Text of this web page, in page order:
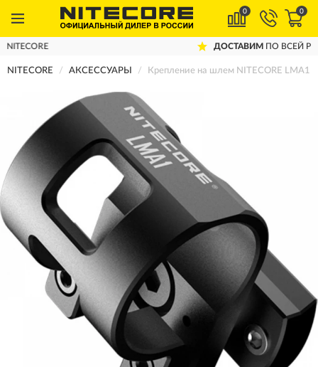
0 0
ДОСТАВИМ ПО ВСЕЙ РОССИИ
NITECORE АКСЕССУАРЫ Крепление на шлем NITECORE LMA1